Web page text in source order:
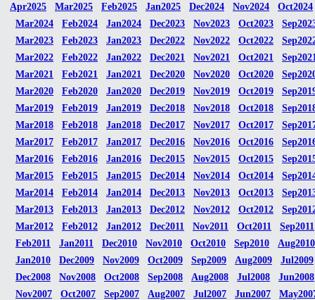
Apr2025 Mar2025 Feb2025 Jan2025 Dec2024 Nov2024
Oct2024
Mar2024
Feb2024 Jan2024 Dec2023 Nov2023 Oct2023
Mar2023
Feb2023 Jan2023 Dec2022 Nov2022 Oct2022
Mar2022
Feb2022 Jan2022 Dec2021 Nov2021 Oct2021
Mar2021
Feb2021 Jan2021 Dec2020 Nov2020 Oct2020
Mar2020
Feb2020 Jan2020 Dec2019 Nov2019 Oct2019
Mar2019
Feb2019 Jan2019 Dec2018 Nov2018 Oct2018
Mar2018
Feb2018 Jan2018 Dec2017 Nov2017 Oct2017
Mar2017
Feb2017 Jan2017 Dec2016 Nov2016 Oct2016
Mar2016
Feb2016 Jan2016 Dec2015 Nov2015 Oct2015
Mar2015
Feb2015 Jan2015 Dec2014 Nov2014 Oct2014
Mar2014
Feb2014 Jan2014 Dec2013 Nov2013 Oct2013
Mar2013
Feb2013 Jan2013 Dec2012 Nov2012 Oct2012
Mar2012
Feb2012 Jan2012 Dec2011 Nov2011 Oct2011
Sep2011
Feb2011
Jan2011 Dec2010 Nov2010 Oct2010 Sep2010
Aug2010
Jan2010
Dec2009 Nov2009 Oct2009 Sep2009 Aug2009
Jul2009
Dec2008
Nov2008 Oct2008 Sep2008 Aug2008 Jul2008
Jun2008
Nov2007
Oct2007 Sep2007 Aug2007 Jul2007 Jun2007